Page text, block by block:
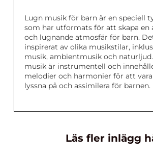
Lugn musik för barn är en speciell
som har utformats för att skapa en
och lugnande atmosfär för barn.
inspirerat av olika musikstilar,
musik, ambientmusik och
musik är instrumentell och
melodier och harmonier för att
lyssna på och assimilera för barnen.
Läs fler inlägg